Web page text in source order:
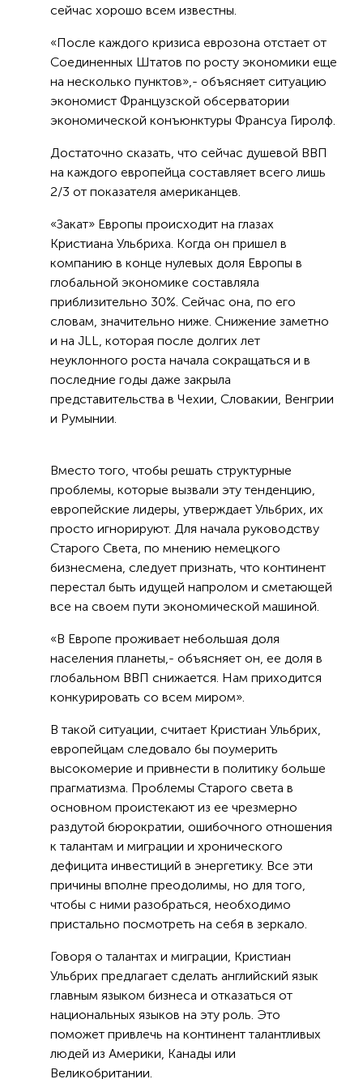
сейчас хорошо всем известны.
«После каждого кризиса еврозона отстает от
Соединенных Штатов по росту экономики еще
на несколько пунктов»,- объясняет ситуацию
экономист Французской обсерватории
экономической конъюнктуры Франсуа Гиролф.
Достаточно сказать, что сейчас душевой ВВП
на каждого европейца составляет всего лишь
2/3 от показателя американцев.
«Закат» Европы происходит на глазах
Кристиана Ульбриха. Когда он пришел в
компанию в конце нулевых доля Европы в
глобальной экономике составляла
приблизительно 30%. Сейчас она, по его
словам, значительно ниже. Снижение заметно
и на JLL, которая после долгих лет
неуклонного роста начала сокращаться и в
последние годы даже закрыла
представительства в Чехии, Словакии, Венгрии
и Румынии.
Вместо того, чтобы решать структурные
проблемы, которые вызвали эту тенденцию,
европейские лидеры, утверждает Ульбрих, их
просто игнорируют. Для начала руководству
Старого Света, по мнению немецкого
бизнесмена, следует признать, что континент
перестал быть идущей напролом и сметающей
все на своем пути экономической машиной.
«В Европе проживает небольшая доля
населения планеты,- объясняет он, ее доля в
глобальном ВВП снижается. Нам приходится
конкурировать со всем миром».
В такой ситуации, считает Кристиан Ульбрих,
европейцам следовало бы поумерить
высокомерие и привнести в политику больше
прагматизма. Проблемы Старого света в
основном проистекают из ее чрезмерно
раздутой бюрократии, ошибочного отношения
к талантам и миграции и хронического
дефицита инвестиций в энергетику. Все эти
причины вполне преодолимы, но для того,
чтобы с ними разобраться, необходимо
пристально посмотреть на себя в зеркало.
Говоря о талантах и миграции, Кристиан
Ульбрих предлагает сделать английский язык
главным языком бизнеса и отказаться от
национальных языков на эту роль. Это
поможет привлечь на континент талантливых
людей из Америки, Канады или
Великобритании.